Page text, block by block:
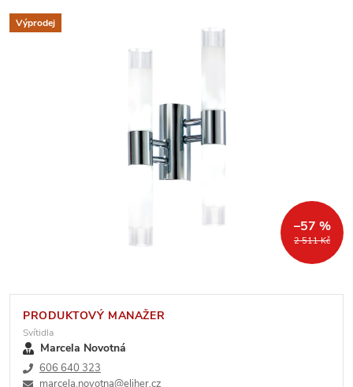
Výprodej
2 511 Kč
–57 %
PRODUKTOVÝ MANAŽER
Svítidla
Marcela Novotná
606 640 323
marcela.novotna@eliher.cz